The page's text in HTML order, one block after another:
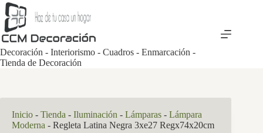
Saltar
al
contenido
Decoración - Interiorismo - Cuadros - Enmarcación -
Tienda de Decoración
Inicio - Tienda - Iluminación - Lámparas - Lámpara
Moderna - Regleta Latina Negra 3xe27 Regx74x20cm